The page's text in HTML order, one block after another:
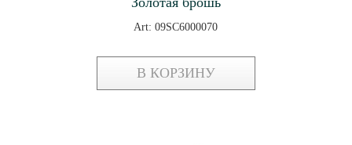
Art: 09SC6000070
В КОРЗИНУ